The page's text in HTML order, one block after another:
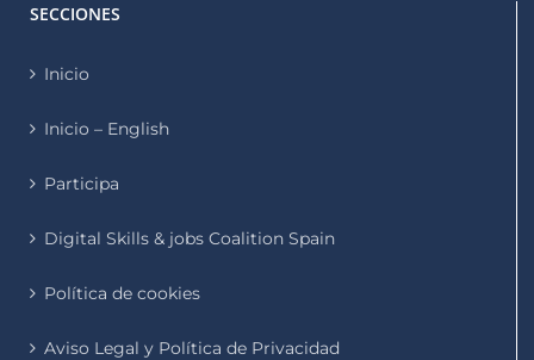
SECCIONES
Inicio
Inicio – English
Participa
Digital Skills & jobs Coalition Spain
Política de cookies
Aviso Legal y Política de Privacidad